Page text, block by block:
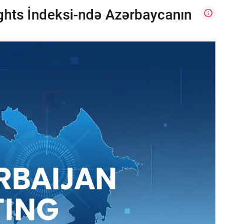
İndeksi-ndə Azərbaycanın